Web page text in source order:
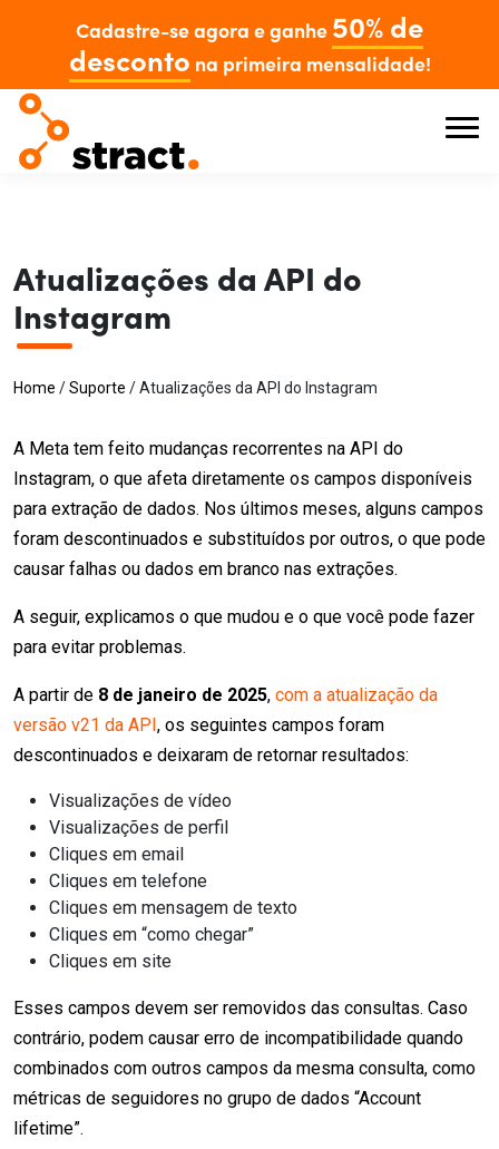
Cadastre-se agora e ganhe 50% de
desconto na primeira mensalidade!
Atualizações da API do
Instagram
Home /Suporte /Atualizações da API do Instagram
A Meta tem feito mudanças recorrentes na API do
Instagram, o que afeta diretamente os campos disponíveis
para extração de dados. Nos últimos meses, alguns campos
foram descontinuados e substituídos por outros, o que pode
causar falhas ou dados em branco nas extrações.
A seguir, explicamos o que mudou e o que você pode fazer
para evitar problemas.
A partir de 8 de janeiro de 2025, com a atualização da
versão v21 da API, os seguintes campos foram
descontinuados e deixaram de retornar resultados:
Visualizações de vídeo
Visualizações de perfil
Cliques em email
Cliques em telefone
Cliques em mensagem de texto
Cliques em “como chegar”
Cliques em site
Esses campos devem ser removidos das consultas. Caso
contrário, podem causar erro de incompatibilidade quando
combinados com outros campos da mesma consulta, como
métricas de seguidores no grupo de dados “Account
lifetime”.